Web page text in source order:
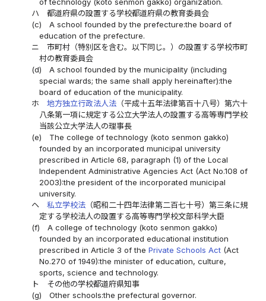
of technology (koto senmon gakko) organization.
ハ
都道府県の設置する学校都道府県の教育委員会
(c)
A school founded by the prefecture:the board of
education of the prefecture.
ニ
市町村（特別区を含む。以下同じ。）の設置する学校市町
村の教育委員会
(d)
A school founded by the municipality (including
special wards; the same shall apply hereinafter):the
board of education of the municipality.
ホ
地方独立行政法人法（平成十五年法律第百十八号）第六十
八条第一項に規定する公立大学法人の設置する高等専門学校
当該公立大学法人の理事長
(e)
The college of technology (koto senmon gakko)
founded by an incorporated municipal university
prescribed in Article 68, paragraph (1) of the Local
Independent Administrative Agencies Act (Act No.108 of
2003):the president of the incorporated municipal
university.
ヘ
私立学校法（昭和二十四年法律第二百七十号）第三条に規
定する学校法人の設置する高等専門学校文部科学大臣
(f)
A college of technology (koto senmon gakko)
founded by an incorporated educational institution
prescribed in Article 3 of the Private Schools Act(Act
No.270 of 1949):the minister of education, culture,
sports, science and technology.
ト
その他の学校都道府県知事
(g)
Other schools:the prefectural governor.